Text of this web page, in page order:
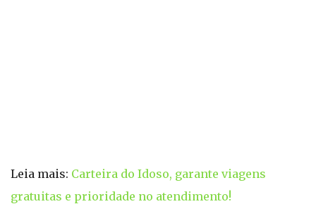
Leia mais: Carteira do Idoso, garante viagens
gratuitas e prioridade no atendimento!